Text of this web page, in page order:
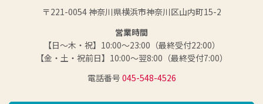
〒221-0054 神奈川県横浜市神奈川区山内町15-2
営業時間
【日～木・祝】10:00～23:00（最終受付22:00）
【金・土・祝前日】10:00～翌8:00（最終受付7:00）
電話番号 045-548-4526